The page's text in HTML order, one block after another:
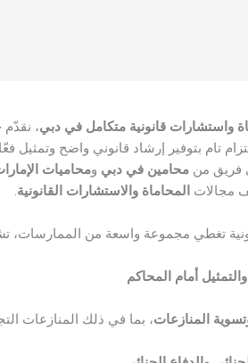
واستشارات قانونية متكامل في دبي، نقدّم
تام بتوفير إرشاد قانوني واضح وتمثيل
فريق منمحامين في دبي ومحاميات
مجالات المحاماة والاستشارات القانونية.
تغطي مجموعة واسعة من الممارسات،
أمام المحاكم
المنازعات، بما في ذلك المنازعات